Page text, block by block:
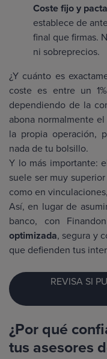
Coste fijo y
establece de
final que firmas.
ni sobreprecios.
¿Y cuánto es
coste es entre un
dependiendo de la
abona normalmente
la propia operación,
nada de tu bolsillo.
Y lo más importante:
suele ser muy
como en
Así, en lugar de
banco, con
optimizada, segura y
que defienden tus
REVISA SI
¿Por qué
tus asesores